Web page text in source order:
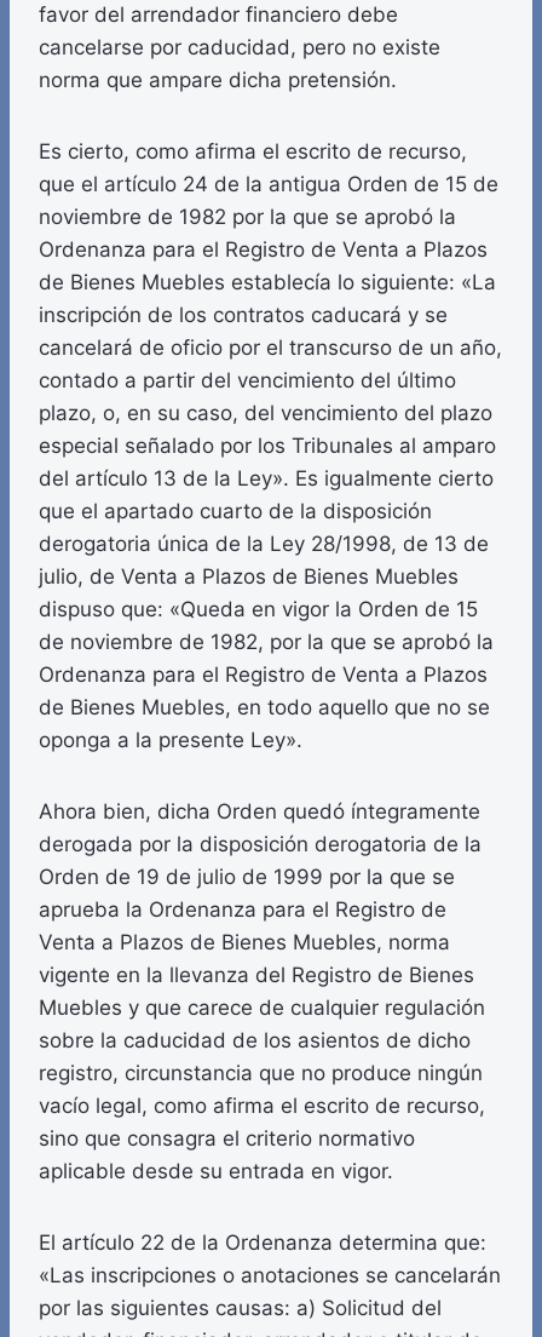
favor del arrendador financiero debe
cancelarse por caducidad, pero no existe
norma que ampare dicha pretensión.
Es cierto, como afirma el escrito de recurso,
que el artículo 24 de la antigua Orden de 15 de
noviembre de 1982 por la que se aprobó la
Ordenanza para el Registro de Venta a Plazos
de Bienes Muebles establecía lo siguiente: «La
inscripción de los contratos caducará y se
cancelará de oficio por el transcurso de un año,
contado a partir del vencimiento del último
plazo, o, en su caso, del vencimiento del plazo
especial señalado por los Tribunales al amparo
del artículo 13 de la Ley». Es igualmente cierto
que el apartado cuarto de la disposición
derogatoria única de la Ley 28/1998, de 13 de
julio, de Venta a Plazos de Bienes Muebles
dispuso que: «Queda en vigor la Orden de 15
de noviembre de 1982, por la que se aprobó la
Ordenanza para el Registro de Venta a Plazos
de Bienes Muebles, en todo aquello que no se
oponga a la presente Ley».
Ahora bien, dicha Orden quedó íntegramente
derogada por la disposición derogatoria de la
Orden de 19 de julio de 1999 por la que se
aprueba la Ordenanza para el Registro de
Venta a Plazos de Bienes Muebles, norma
vigente en la llevanza del Registro de Bienes
Muebles y que carece de cualquier regulación
sobre la caducidad de los asientos de dicho
registro, circunstancia que no produce ningún
vacío legal, como afirma el escrito de recurso,
sino que consagra el criterio normativo
aplicable desde su entrada en vigor.
El artículo 22 de la Ordenanza determina que:
«Las inscripciones o anotaciones se cancelarán
por las siguientes causas: a) Solicitud del